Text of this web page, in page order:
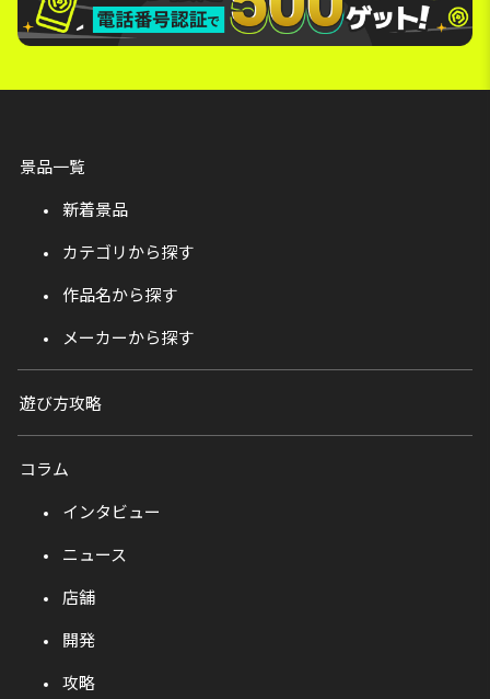
景品一覧
新着景品
カテゴリから探す
作品名から探す
メーカーから探す
遊び方攻略
コラム
インタビュー
ニュース
店舗
開発
攻略